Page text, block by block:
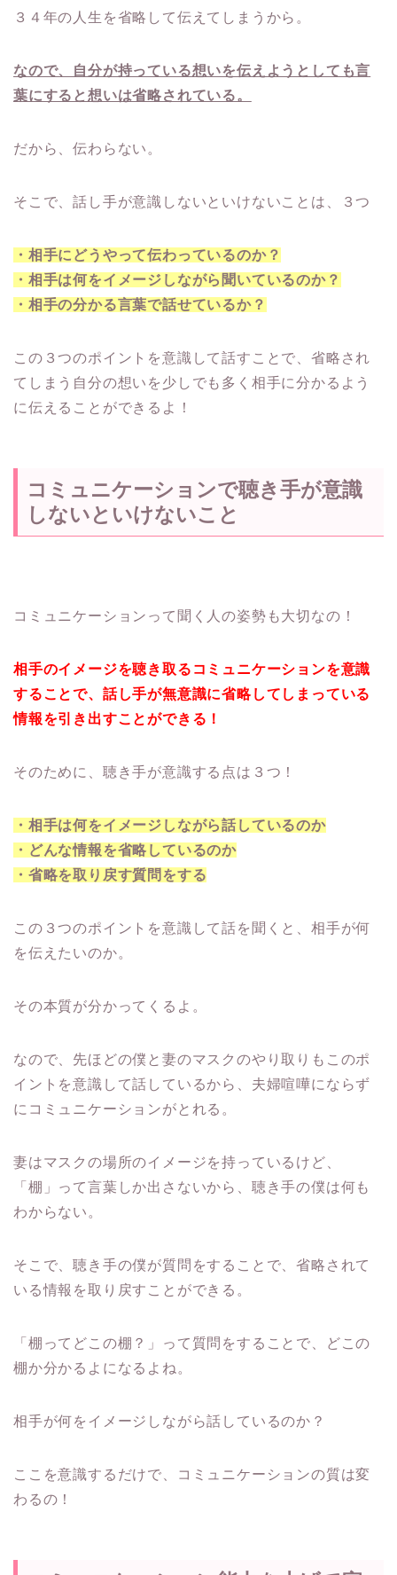
３４年の人生を省略して伝えてしまうから。
なので、自分が持っている想いを伝えようとしても言
葉にすると想いは省略されている。
だから、伝わらない。
そこで、話し手が意識しないといけないことは、３つ
・相手にどうやって伝わっているのか？
・相手は何をイメージしながら聞いているのか？
・相手の分かる言葉で話せているか？
この３つのポイントを意識して話すことで、省略され
てしまう自分の想いを少しでも多く相手に分かるよう
に伝えることができるよ！
コミュニケーションで聴き手が意識
しないといけないこと
コミュニケーションって聞く人の姿勢も大切なの！
相手のイメージを聴き取るコミュニケーションを意識
することで、話し手が無意識に省略してしまっている
情報を引き出すことができる！
そのために、聴き手が意識する点は３つ！
・相手は何をイメージしながら話しているのか
・どんな情報を省略しているのか
・省略を取り戻す質問をする
この３つのポイントを意識して話を聞くと、相手が何
を伝えたいのか。
その本質が分かってくるよ。
なので、先ほどの僕と妻のマスクのやり取りもこのポ
イントを意識して話しているから、夫婦喧嘩にならず
にコミュニケーションがとれる。
妻はマスクの場所のイメージを持っているけど、
「棚」って言葉しか出さないから、聴き手の僕は何も
わからない。
そこで、聴き手の僕が質問をすることで、省略されて
いる情報を取り戻すことができる。
「棚ってどこの棚？」って質問をすることで、どこの
棚か分かるよになるよね。
相手が何をイメージしながら話しているのか？
ここを意識するだけで、コミュニケーションの質は変
わるの！